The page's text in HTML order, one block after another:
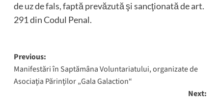
de uz de fals, faptă prevăzută şi sancţionată de art.
291 din Codul Penal.
Post
navigation
Previous:
Manifestări în Saptămâna Voluntariatului, organizate de
Asociaţia Părinţilor „Gala Galaction“
Next: